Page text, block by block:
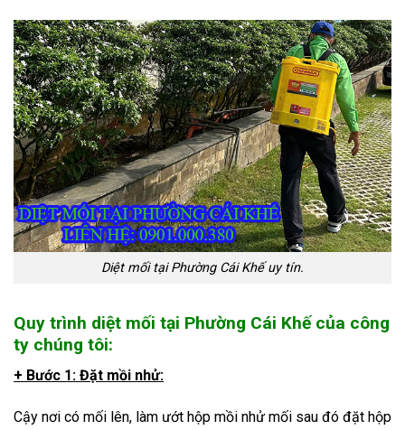
Diệt mối tại Phường Cái Khế uy tín.
Quy trình diệt mối tại Phường Cái Khế của công
ty chúng tôi:
+ Bước 1: Đặt mồi nhử:
Cậy nơi có mối lên, làm ướt hộp mồi nhử mối sau đó đặt hộp